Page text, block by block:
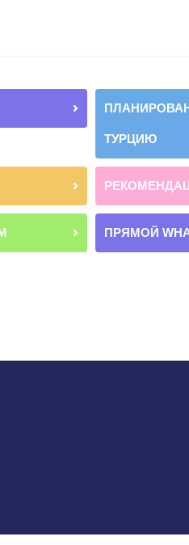
ТУРЦИЮ
ПРЯМОЙ